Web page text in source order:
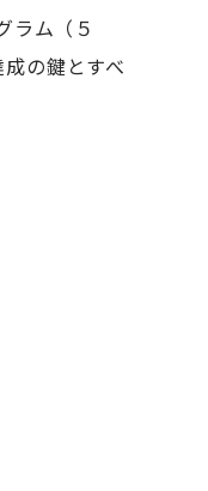
ラム（５
の鍵とすべ